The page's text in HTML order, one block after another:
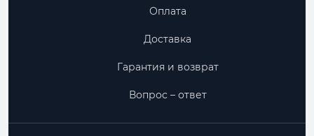
Оплата
Доставка
Гарантия и возврат
Вопрос – ответ